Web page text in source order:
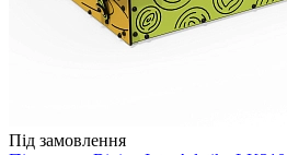
Під замовлення